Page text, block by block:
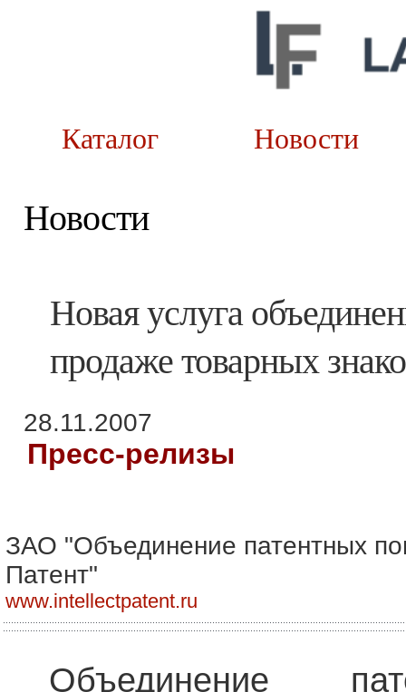
Каталог
Новости
Новая услуга
продаже товарных
28.11.2007
Пресс-релизы
ЗАО "Объединение патентных
Патент"
www.intellectpatent.ru
Объединение